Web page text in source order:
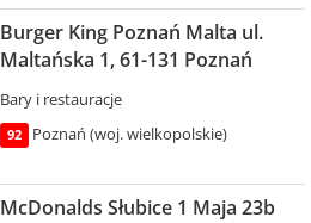
Burger King Poznań Malta ul.
Maltańska 1, 61-131 Poznań
Bary i restauracje
92 Poznań (woj. wielkopolskie)
McDonalds Słubice 1 Maja 23b